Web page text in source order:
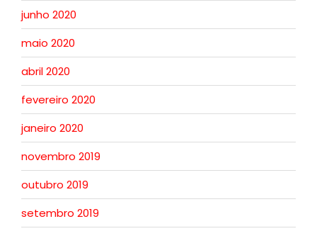
junho 2020
maio 2020
abril 2020
fevereiro 2020
janeiro 2020
novembro 2019
outubro 2019
setembro 2019